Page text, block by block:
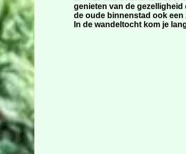
genieten van de gezelligheid
de oude binnenstad ook een
In de wandeltocht kom je